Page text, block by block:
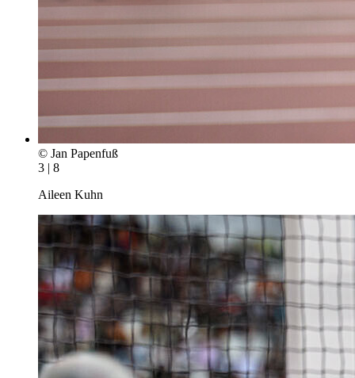
© Jan Papenfuß
3 | 8
Aileen Kuhn